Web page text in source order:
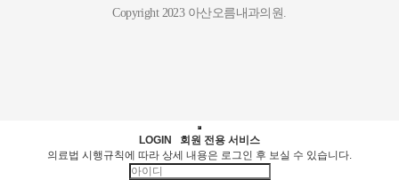
Copyright 2023 아산오름내과의원.
LOGIN
회원 전용 서비스
의료법 시행규칙에 따라 상세 내용은 로그인 후 보실 수 있습니다.